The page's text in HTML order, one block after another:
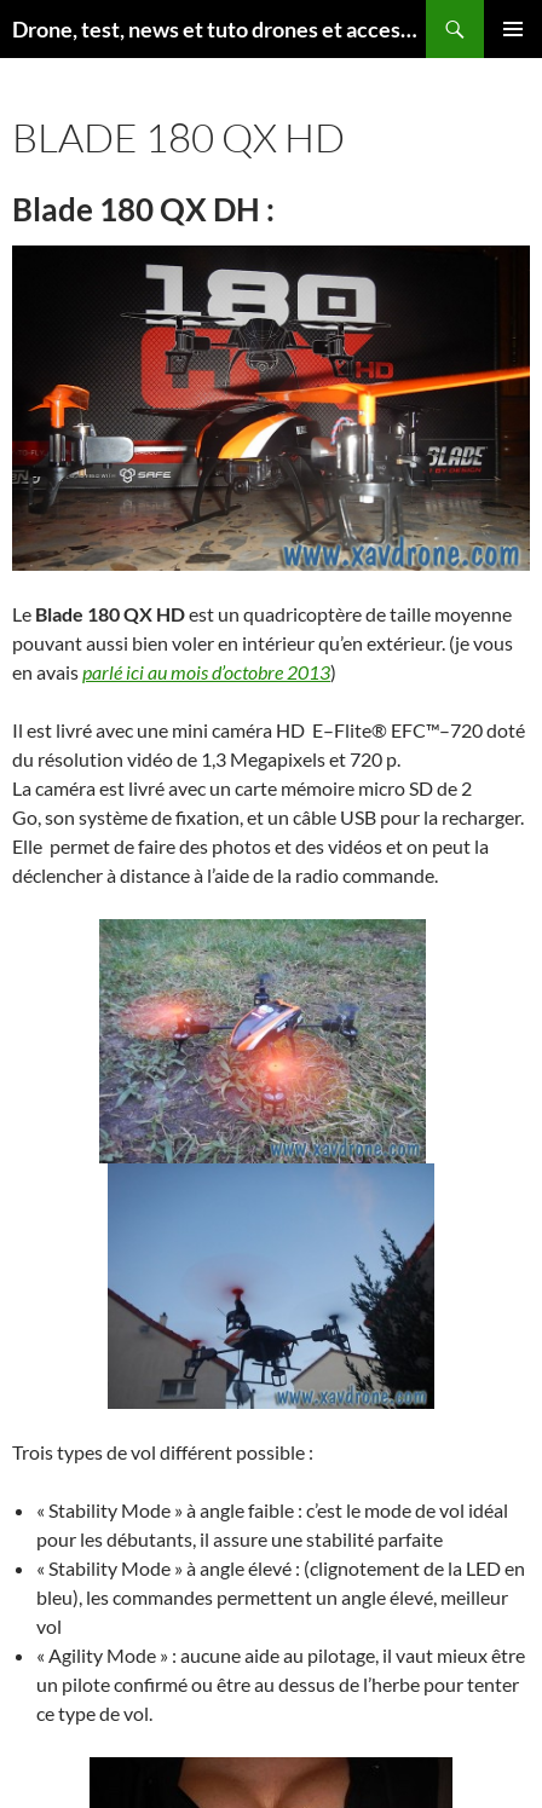
au
Drone, test, news et tuto drones et accessoires
BLADE 180 QX HD
Blade 180 QX DH :
Le Blade 180 QX HDest un quadricoptère de taille moyenne
pouvant aussi bien voler en intérieur qu’en extérieur. (je vous
en avaisparlé ici au mois d’octobre 2013)
Il est livré avec une mini caméra HD E–Flite® EFC™–720 doté
du résolution vidéo de 1,3 Megapixels et 720 p.
La caméra est livré avec un carte mémoire micro SD de 2
Go, son système de fixation, et un câble USB pour la recharger.
Elle permet de faire des photos et des vidéos et on peut la
déclencher à distance à l’aide de la radio commande.
Trois types de vol différent possible :
« Stability Mode » à angle faible : c’est le mode de vol idéal
pour les débutants, il assure une stabilité parfaite
« Stability Mode » à angle élevé : (clignotement de la LED en
bleu), les commandes permettent un angle élevé, meilleur
vol
« Agility Mode » : aucune aide au pilotage, il vaut mieux être
un pilote confirmé ou être au dessus de l’herbe pour tenter
ce type de vol.